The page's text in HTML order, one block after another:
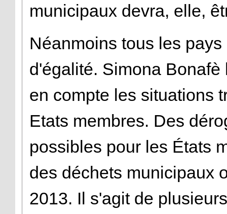
municipaux devra, elle,
Néanmoins tous les
d'égalité. Simona
en compte les situations
Etats membres. Des
possibles pour les États
des déchets municipaux
2013. Il s'agit de